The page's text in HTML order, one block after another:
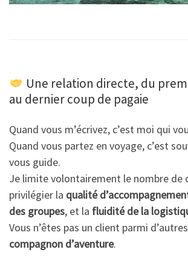
Une relation directe, du
au dernier coup de pagaie
Quand vous m’écrivez, c’est moi qui
Quand vous partez en voyage, c’est
vous guide.
Je limite volontairement le nombre de
privilégier la qualité
des groupes, et la fluidité de la
Vous n’êtes pas un client parmi
compagnon d’aventure.